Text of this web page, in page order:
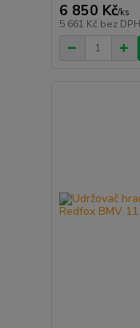
6 850 Kč/ks
5 661 Kč bez DPH